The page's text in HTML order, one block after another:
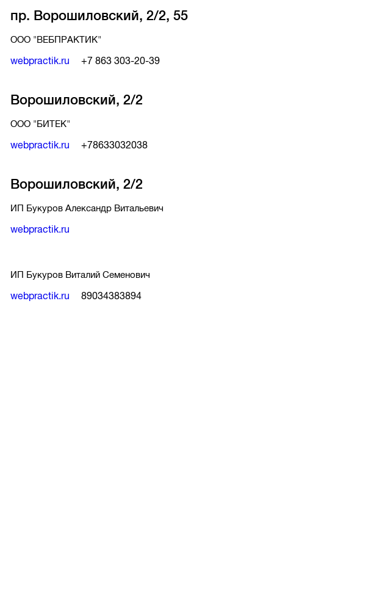
пр. Ворошиловский, 2/2, 55
ООО "ВЕБПРАКТИК"
webpractik.ru +7 863 303-20-39
Ворошиловский, 2/2
ООО "БИТЕК"
webpractik.ru +78633032038
Ворошиловский, 2/2
ИП Букуров Александр Витальевич
webpractik.ru
ИП Букуров Виталий Семенович
webpractik.ru 89034383894